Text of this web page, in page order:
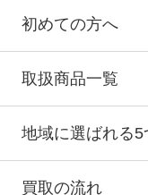
初めての方へ
取扱商品一覧
地域に選ばれる5
買取の流れ